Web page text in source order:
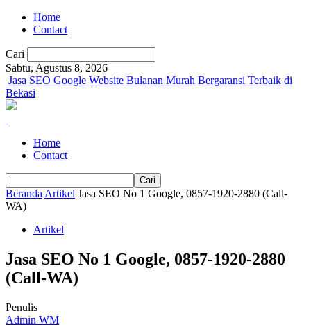
Home
Contact
Cari
Sabtu, Agustus 8, 2026
Jasa SEO Google Website Bulanan Murah Bergaransi Terbaik di
Bekasi
Home
Contact
Beranda Artikel Jasa SEO No 1 Google, 0857-1920-2880 (Call-
WA)
Artikel
Jasa SEO No 1 Google, 0857-1920-2880
(Call-WA)
Penulis
Admin WM